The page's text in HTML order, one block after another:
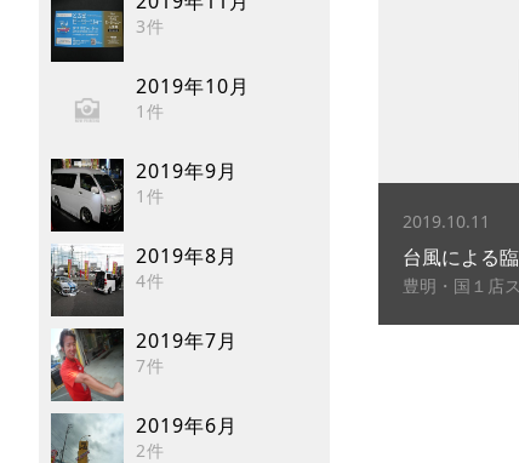
3件
2019年10月
1件
2019年9月
1件
2019年8月
4件
2019年7月
7件
2019年6月
2件
2019.10.11
台風による
豊明・国１店